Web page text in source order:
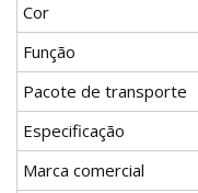
Cor
Função
Pacote de transporte
Especificação
Marca comercial